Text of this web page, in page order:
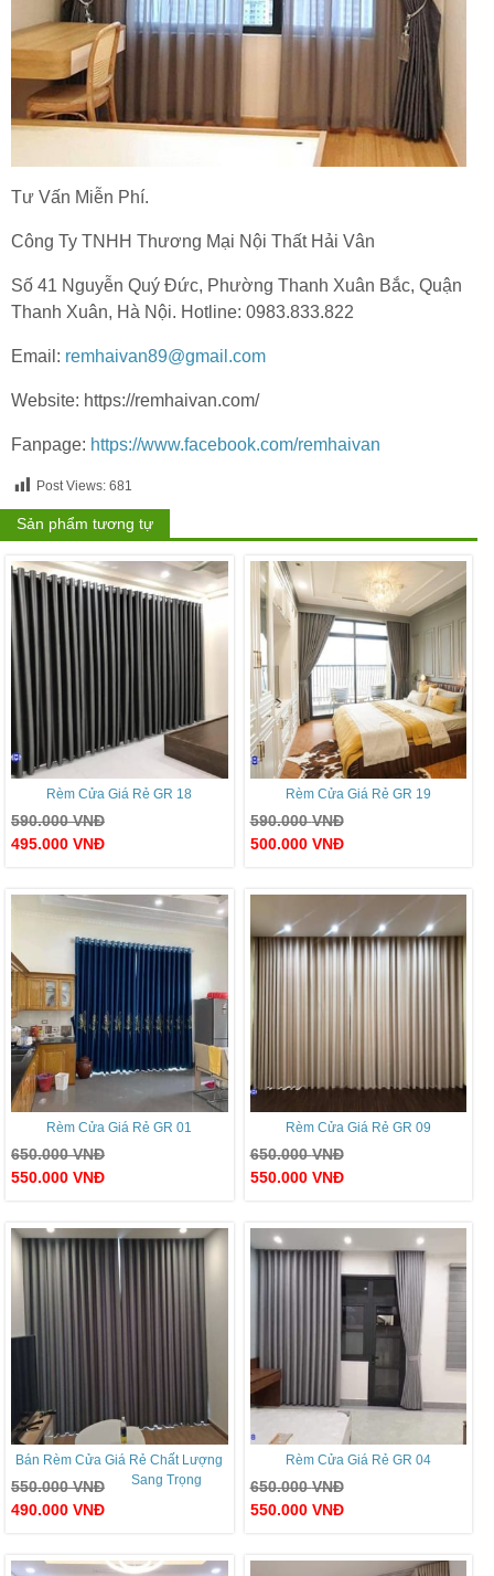
Tư Vấn Miễn Phí.
Công Ty TNHH Thương Mại Nội Thất Hải Vân
Số 41 Nguyễn Quý Đức, Phường Thanh Xuân Bắc, Quận
Thanh Xuân, Hà Nội. Hotline: 0983.833.822
Email: remhaivan89@gmail.com
Website: https://remhaivan.com/
Fanpage: https://www.facebook.com/remhaivan
Post Views: 681
Sản phẩm tương tự
Rèm Cửa Giá Rẻ GR 18
590.000VNĐ
495.000 VNĐ
Rèm Cửa Giá Rẻ GR 19
590.000VNĐ
500.000 VNĐ
Rèm Cửa Giá Rẻ GR 01
650.000VNĐ
550.000 VNĐ
Rèm Cửa Giá Rẻ GR 09
650.000VNĐ
550.000 VNĐ
Bán Rèm Cửa Giá Rẻ Chất Lượng
Sang Trọng
550.000VNĐ
490.000 VNĐ
Rèm Cửa Giá Rẻ GR 04
650.000VNĐ
550.000 VNĐ